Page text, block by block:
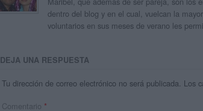
dentro del blog y en el cual, vuelcan la
voluntarios en sus meses de verano les
DEJA UNA RESPUESTA
Tu dirección de correo electrónico no será publicada. Los
Comentario *